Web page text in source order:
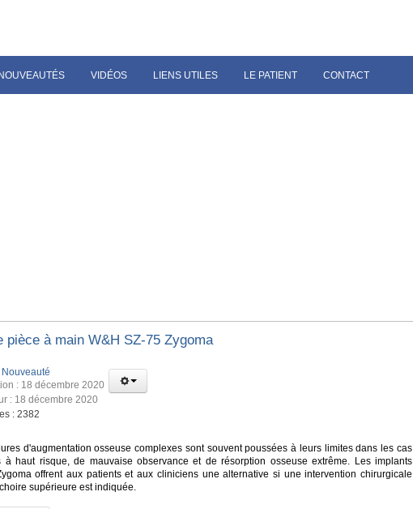
NOUVEAUTÉS VIDÉOS LIENS UTILES LE PATIENT CONTACT
pièce à main W&H SZ-75 Zygoma
Nouveauté
: 18 décembre 2020
: 18 décembre 2020
: 2382
d'augmentation osseuse complexes sont souvent poussées à leurs limites dans les cas
à haut risque, de mauvaise observance et de résorption osseuse extrême. Les implants
offrent aux patients et aux cliniciens une alternative si une intervention chirurgicale
supérieure est indiquée.